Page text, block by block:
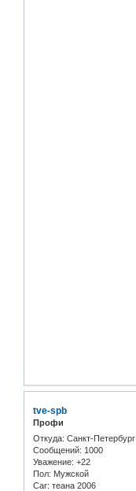
tve-spb
Профи
Откуда: Санкт-Петербург
Сообщений: 1000
Уважение: +22
Пол: Мужской
Car: теана 2006